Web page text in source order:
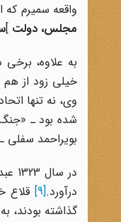
واقعه سمیرم که
مجلس، دولت ]
به علاوه،
خیلی زود از هم
وی، نه تنها
شده بود ـ «جنگ
بویراحمد سفلی
درآورد.[9] قلاع
گذاشته بودند،‌